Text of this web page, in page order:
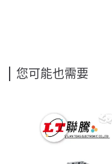
您可能也需要